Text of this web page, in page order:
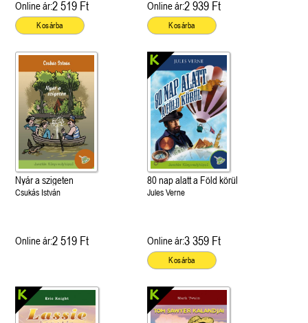
cél (Off-Campus 4.) 21.
Grace and Glory - Kegyelem és
dicsőség (Az Előhírnök-trilógia
Különleges éldekorált kiadás!
31.
Online ár:2 519 Ft
Kosárba
Online ár:2 939 Ft
Kosárba
Nyár a szigeten
Csukás István
Online ár:2 519 Ft
80 nap alatt a Föld körül
Jules Verne
Online ár:3 359 Ft
Kosárba